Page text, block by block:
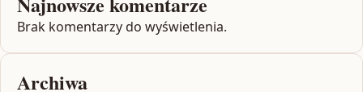
Brak komentarzy do wyświetlenia.
Archiwa